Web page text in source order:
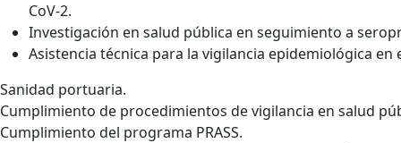
CoV-2.
Investigación en salud pública en seguimiento a
Asistencia técnica para la vigilancia epidemiológica
Sanidad portuaria.
Cumplimiento de procedimientos de vigilancia en salud
Cumplimiento del programa PRASS.